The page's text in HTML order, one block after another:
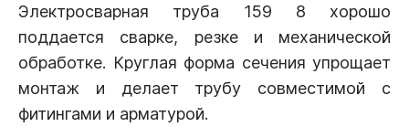
Электросварная труба 159 8 хорошо
поддается сварке, резке и механической
обработке. Круглая форма сечения упрощает
монтаж и делает трубу совместимой с
фитингами и арматурой.